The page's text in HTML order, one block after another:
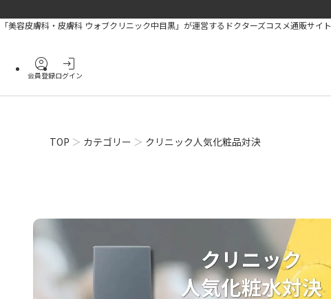
「美容皮膚科・皮膚科 ウォブクリニック中目黒」が運営するドクターズコスメ通販サイト
account_circle
会員登録
login
ログイン
TOP カテゴリー クリニック人気化粧品対決